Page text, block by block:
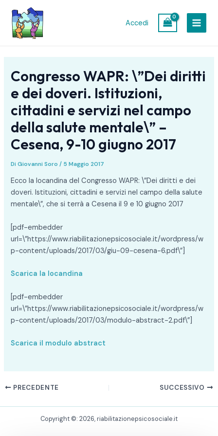
contenuto
Accedi
Congresso WAPR: \”Dei diritti
e dei doveri. Istituzioni,
cittadini e servizi nel campo
della salute mentale\” –
Cesena, 9-10 giugno 2017
DiGiovanni Soro/ 5 Maggio 2017
Ecco la locandina del Congresso WAPR: \”Dei diritti e dei
doveri. Istituzioni, cittadini e servizi nel campo della salute
mentale\”, che si terrà a Cesena il 9 e 10 giugno 2017
[pdf-embedder
url=\”https://www.riabilitazionepsicosociale.it/wordpress/w
p-content/uploads/2017/03/giu-09-cesena-6.pdf\”]
Scarica la locandina
[pdf-embedder
url=\”https://www.riabilitazionepsicosociale.it/wordpress/w
p-content/uploads/2017/03/modulo-abstract-2.pdf\”]
Scarica il modulo abstract
Navigazione
articoli
PRECEDENTE SUCCESSIVO
Copyright ©: 2026, riabilitazionepsicosociale.it